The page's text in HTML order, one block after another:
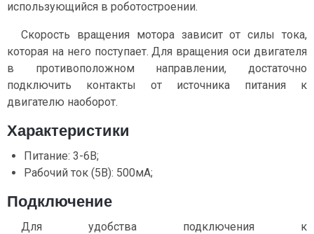
использующийся в роботостроении.
Скорость вращения мотора зависит от силы тока,
которая на него поступает. Для вращения оси двигателя
в противоположном направлении, достаточно
подключить контакты от источника питания к
двигателю наоборот.
Характеристики
Питание: 3-6В;
Рабочий ток (5В): 500мА;
Подключение
Для удобства подключения к